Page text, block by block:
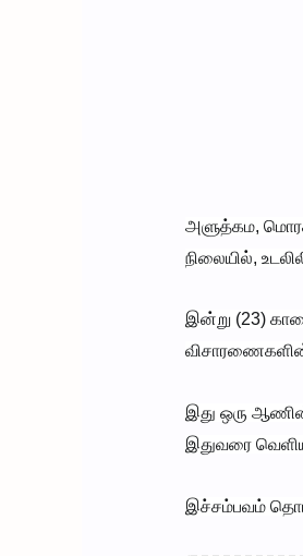
அளுத்கம,
நிலையில்,
இன்று (23)
இது ஒரு
இதுவரை
இச்சம்பவம்